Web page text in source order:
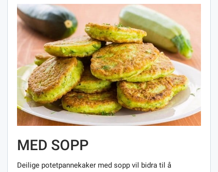
MED SOPP
Deilige potetpannekaker med sopp vil bidra til å